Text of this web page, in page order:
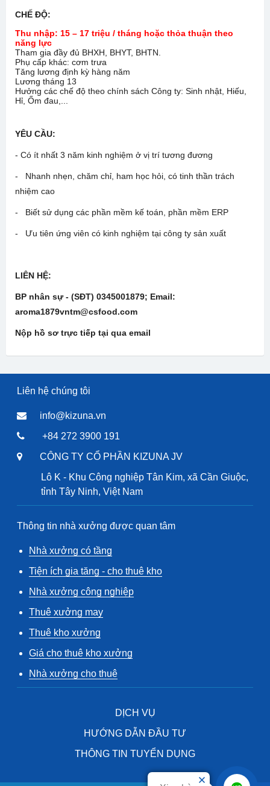
CHẾ ĐỘ:
Thu nhập: 15 – 17 triệu / tháng hoặc thỏa thuận theo
năng lực
Tham gia đầy đủ BHXH, BHYT, BHTN.
Phụ cấp khác: cơm trưa
Tăng lương định kỳ hàng năm
Lương tháng 13
Hưởng các chế độ theo chính sách Công ty: Sinh nhật, Hiếu,
Hỉ, Ốm đau,...
YÊU CẦU:
- Có ít nhất 3 năm kinh nghiệm ở vị trí tương đương
- Nhanh nhẹn, chăm chỉ, ham học hỏi, có tinh thần trách
nhiệm cao
- Biết sử dụng các phần mềm kế toán, phần mềm ERP
- Ưu tiên ứng viên có kinh nghiệm tại công ty sản xuất
LIÊN HỆ:
BP nhân sự - (SĐT) 0345001879; Email:
aroma1879vntm@csfood.com
Nộp hồ sơ trực tiếp tại qua email
Liên hệ chúng tôi
info@kizuna.vn
+84 272 3900 191
CÔNG TY CỔ PHẦN KIZUNA JV
Lô K - Khu Công nghiệp Tân Kim, xã Cần Giuộc,
tỉnh Tây Ninh, Việt Nam
Thông tin nhà xưởng được quan tâm
Nhà xưởng có tầng
Tiện ích gia tăng - cho thuê kho
Nhà xưởng công nghiệp
Thuê xưởng may
Thuê kho xưởng
Giá cho thuê kho xưởng
Nhà xưởng cho thuê
DỊCH VỤ
HƯỚNG DẪN ĐẦU TƯ
THÔNG TIN TUYỂN DỤNG